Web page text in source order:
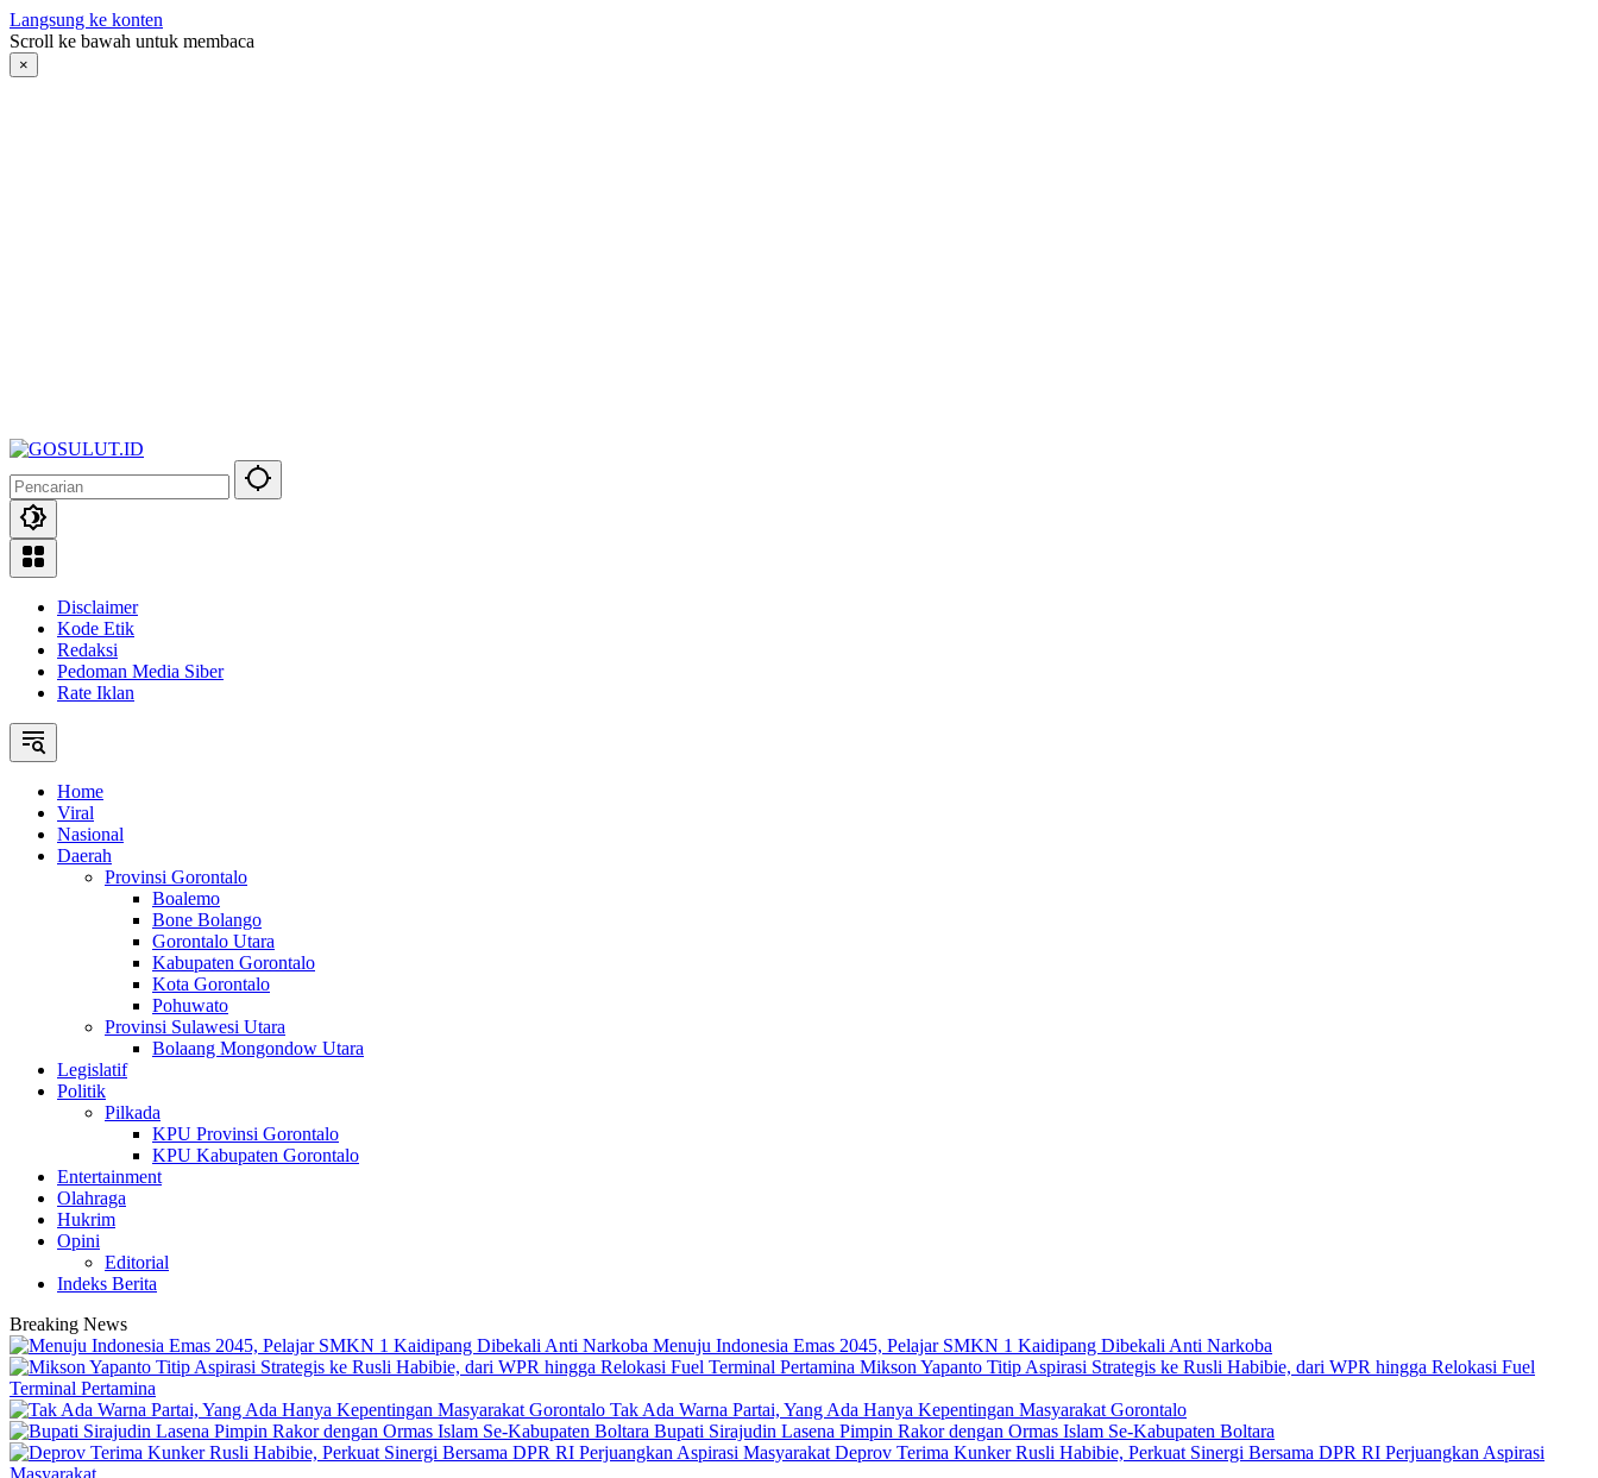
Langsung ke konten
Scroll ke bawah untuk membaca
×
Disclaimer
Kode Etik
Redaksi
Pedoman Media Siber
Rate Iklan
Home
Viral
Nasional
Daerah
Provinsi Gorontalo
Boalemo
Bone Bolango
Gorontalo Utara
Kabupaten Gorontalo
Kota Gorontalo
Pohuwato
Provinsi Sulawesi Utara
Bolaang Mongondow Utara
Legislatif
Politik
Pilkada
KPU Provinsi Gorontalo
KPU Kabupaten Gorontalo
Entertainment
Olahraga
Hukrim
Opini
Editorial
Indeks Berita
Breaking News
Menuju Indonesia Emas 2045, Pelajar SMKN 1 Kaidipang Dibekali Anti Narkoba
Mikson Yapanto Titip Aspirasi Strategis ke Rusli Habibie, dari WPR hingga Relokasi Fuel
Terminal Pertamina
Tak Ada Warna Partai, Yang Ada Hanya Kepentingan Masyarakat Gorontalo
Bupati Sirajudin Lasena Pimpin Rakor dengan Ormas Islam Se-Kabupaten Boltara
Deprov Terima Kunker Rusli Habibie, Perkuat Sinergi Bersama DPR RI Perjuangkan Aspirasi
Masyarakat